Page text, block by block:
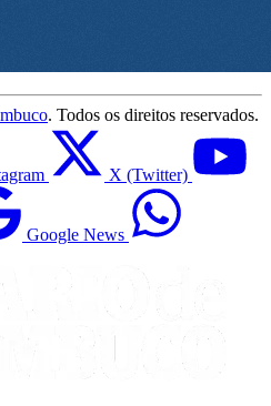
. Todos os direitos reservados.
X (Twitter)
Google News